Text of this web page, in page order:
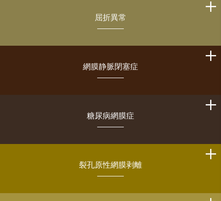
屈折異常
網膜静脈閉塞症
糖尿病網膜症
裂孔原性網膜剥離